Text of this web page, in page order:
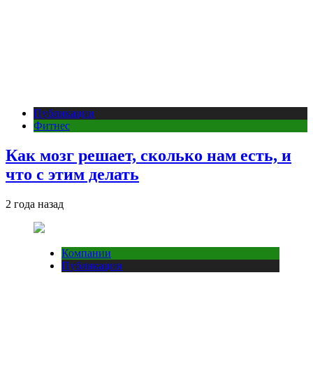
Публикации
Фитнес
Как мозг решает, сколько нам есть, и
что с этим делать
2 года назад
Компании
Публикации